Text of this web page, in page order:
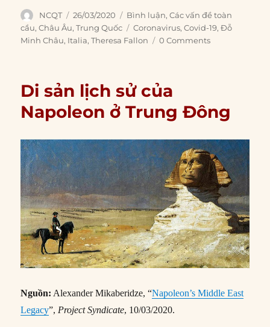
Author
NCQT
Posted
on
26/03/2020 Categories
Bình luận,Các vấn đề toàn
cầu,Châu Âu,Trung Quốc Tags
Coronavirus,Covid-19,Đỗ
Minh Châu, Italia,Theresa Fallon 0 Comments
Di sản lịch sử của
Napoleon ở Trung Đông
Nguồn: Alexander Mikaberidze, “Napoleon’s Middle East
Legacy”, Project Syndicate, 10/03/2020.